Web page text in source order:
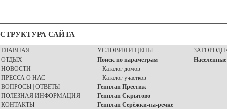
СТРУКТУРА САЙТА
ГЛАВНАЯ
ОТДЫХ
НОВОСТИ
ПРЕССА О НАС
ВОПРОСЫ | ОТВЕТЫ
ПОЛЕЗНАЯ ИНФОРМАЦИЯ
КОНТАКТЫ
УСЛОВИЯ И ЦЕНЫ
Поиск по параметрам
Каталог домов
Каталог участков
Генплан Престиж
Генплан Скрытово
Генплан Серёжки-на-речке